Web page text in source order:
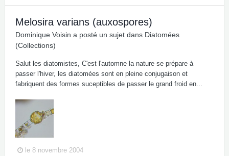
Melosira varians (auxospores)
Dominique Voisin a posté un sujet dans Diatomées
(Collections)
Salut les diatomistes, C'est l'automne la nature se prépare à
passer l'hiver, les diatomées sont en pleine conjugaison et
fabriquent des formes suceptibles de passer le grand froid en...
le 8 novembre 2004